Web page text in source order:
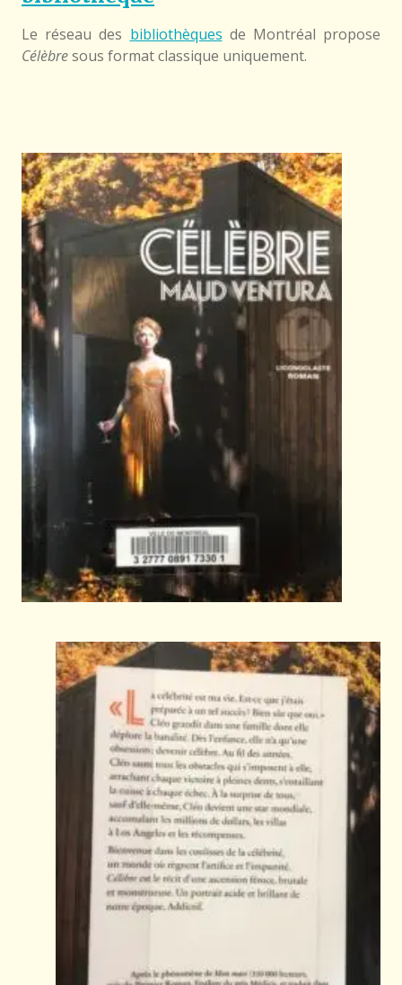
Le réseau des bibliothèques de Montréal propose
Célèbresous format classique uniquement.